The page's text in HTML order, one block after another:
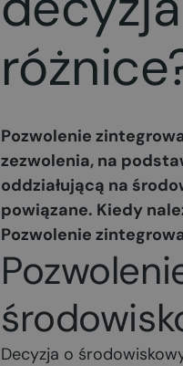
Pozwolenie
zezwolenia, na
oddziałującą na
powiązane. Kiedy
Pozwolenie
Decyzja o